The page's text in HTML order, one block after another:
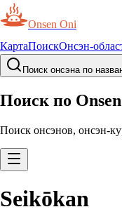
Onsen Oni
КартаПоискОнсэн-
Поиск онсэна по
Поиск по
Поиск онсэнов, онсэн-
Seikōkan